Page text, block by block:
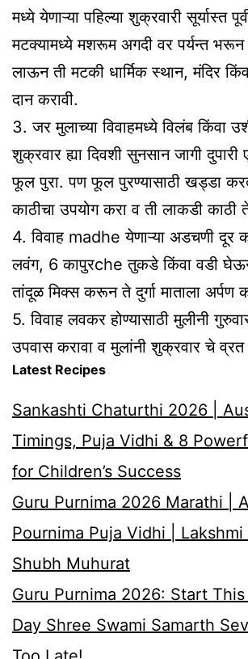
मध्ये येणाऱ्या पहिल्या शुक्रवारी सूर्यास्त
मटक्यामध्ये मशरूम अगदी वर पर्यन्त
लाऊन ती मटकी धार्मिक स्थान, मंदिर
दान करावी.
3. जर मुलाच्या विवाहमध्ये विलंब किंवा
शुक्रवार ह्या दिवशी सुनसान जागी दुपारी
फूल पुरा. पण फूल पुरण्यासाठी खड्डा
काठीचा उपयोग करा व ती लाकडी
4. विवाह madhe येणाऱ्या अडचणी दूर
लवंग, 6 कापुरche तुकडे किंवा वडी
तांदूळ मिक्स करून ते दुर्गा माताला अर्पण
5. विवाह लवकर होण्यासाठी मुलीनी
उपवास करावा व मुलांनी शुक्रवार चे व्रत
Latest Recipes
Sankashti Chaturthi 2026 |
Timings, Puja Vidhi & 8
for Children’s Success
Guru Purnima 2026 Marathi |
Pournima Puja Vidhi | Lakshmi
Shubh Muhurat
Guru Purnima 2026: Start
Day Shree Swami Samarth